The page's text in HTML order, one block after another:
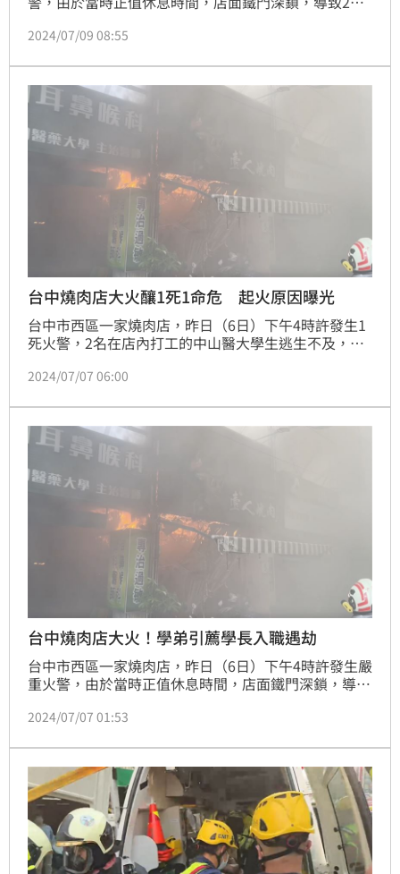
20歲鄭姓男大生不幸罹難，其學長23歲彭姓男大生則
6，但腦部及內臟器官已有輕微好轉，整體病況持平。
2024/07/09 08:55
台中燒肉店大火釀1死1命危 起火原因曝光
台中市西區一家燒肉店，昨日（6日）下午4時許發生1
死火警，2名在店內打工的中山醫大學生逃生不及，造
壁診所騎樓上方樑柱包材內的電線走火，火勢沿著樑柱
清。
2024/07/07 06:00
台中燒肉店大火！學弟引薦學長入職遇劫
台中市西區一家燒肉店，昨日（6日）下午4時許發生嚴
重火警，由於當時正值休息時間，店面鐵門深鎖，導致
解，2名男大生是同系的學長、學弟關係，死者20歲鄭
學長一起來上班，沒想到卻發生火警憾事。
2024/07/07 01:53